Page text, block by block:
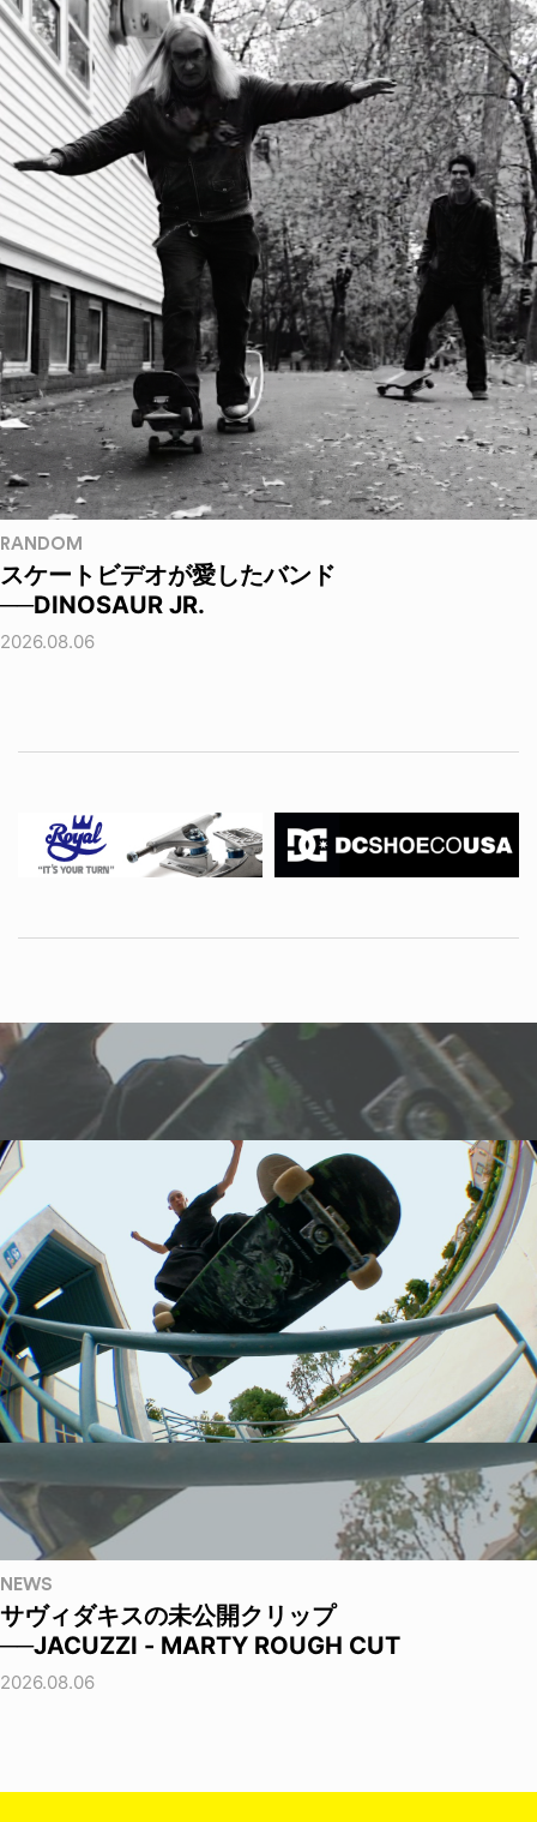
RANDOM
スケートビデオが愛したバンド
──DINOSAUR JR.
2026.08.06
NEWS
サヴィダキスの未公開クリップ
──JACUZZI - MARTY ROUGH CUT
2026.08.06